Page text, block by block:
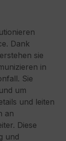
Dank
sie
in
Sie
um
und leiten
an
Diese
und